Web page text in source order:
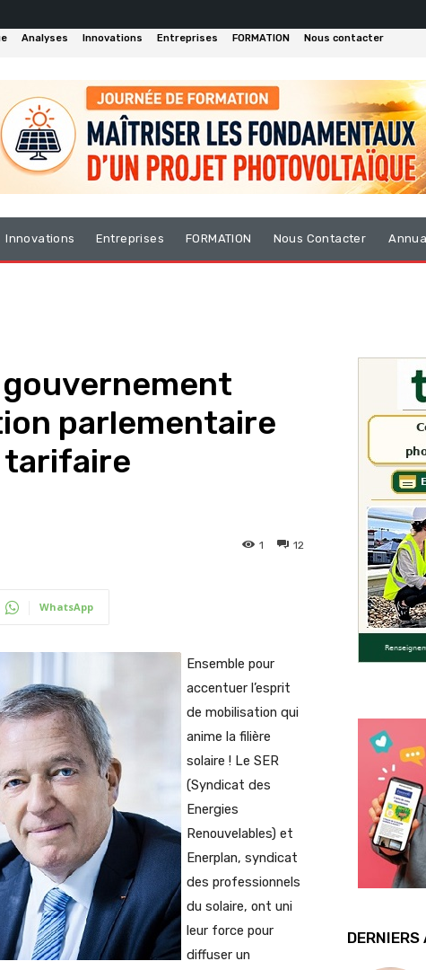
Analyses Innovations Entreprises FORMATION
Nous contacter
Innovations Entreprises FORMATION Nous Contacter
parlementaire
tarifaire
12
1
WhatsApp
Ensemble pour
accentuer l’esprit
de mobilisation qui
anime la filière
solaire ! Le SER
(Syndicat des
Energies
Renouvelables) et
Enerplan, syndicat
des professionnels
du solaire, ont uni
leur force pour
diffuser un